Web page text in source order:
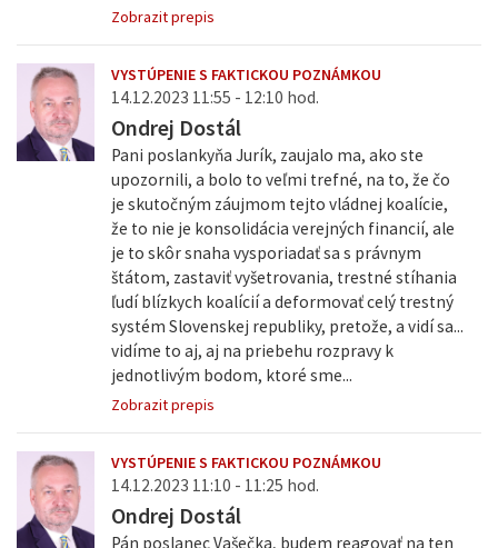
Zobrazit prepis
VYSTÚPENIE S FAKTICKOU POZNÁMKOU
14.12.2023 11:55 - 12:10 hod.
Ondrej Dostál
Pani poslankyňa Jurík, zaujalo ma, ako ste
upozornili, a bolo to veľmi trefné, na to, že čo
je skutočným záujmom tejto vládnej koalície,
že to nie je konsolidácia verejných financií, ale
je to skôr snaha vysporiadať sa s právnym
štátom, zastaviť vyšetrovania, trestné stíhania
ľudí blízkych koalícií a deformovať celý trestný
systém Slovenskej republiky, pretože, a vidí sa...
vidíme to aj, aj na priebehu rozpravy k
jednotlivým bodom, ktoré sme...
Zobrazit prepis
VYSTÚPENIE S FAKTICKOU POZNÁMKOU
14.12.2023 11:10 - 11:25 hod.
Ondrej Dostál
Pán poslanec Vašečka, budem reagovať na ten